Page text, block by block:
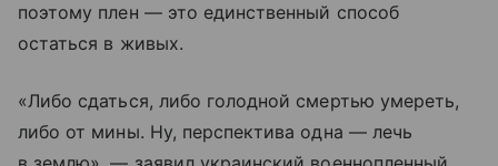
поэтому плен — это единственный способ
остаться в живых.
«Либо сдаться, либо голодной смертью умереть,
либо от мины. Ну, перспектива одна — лечь